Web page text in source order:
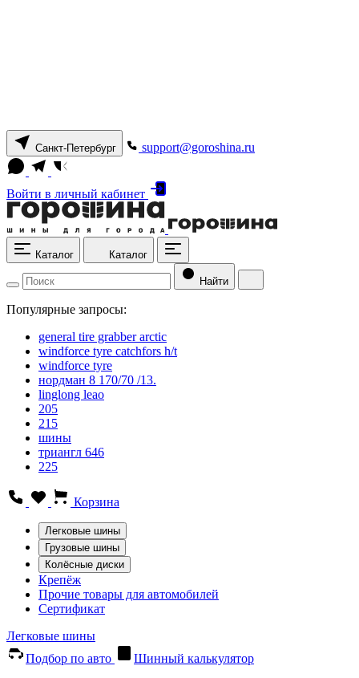
Санкт-Петербург support@goroshina.ru
Войти в личный кабинет
Каталог Каталог
Найти
Популярные запросы:
general tire grabber arctic
windforce tyre catchfors h/t
windforce tyre
нордман 8 170/70 /13.
linglong leao
205
215
шины
триангл 646
225
Корзина
Легковые шины
Грузовые шины
Колёсные диски
Крепёж
Прочие товары для автомобилей
Сертификат
Легковые шины
Подбор по авто
Шинный калькулятор